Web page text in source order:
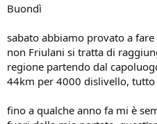
c
s
s
i
o
o
Buondì
sabato abbiamo provato a
non Friulani si tratta di
regione partendo dal
44km per 4000 dislivello,
fino a qualche anno fa mi è